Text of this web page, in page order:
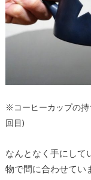
※コーヒーカップの持
回目)
なんとなく手にして
物で間に合わせてい